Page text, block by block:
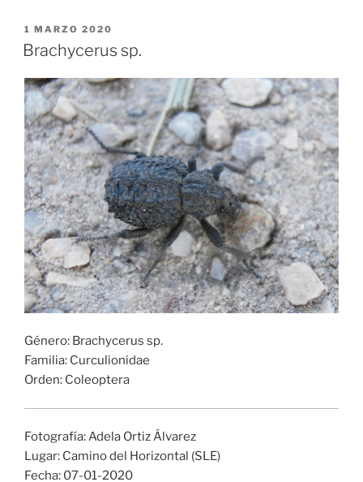
PUBLICADO
EL
1 MARZO 2020
Brachycerus sp.
Género: Brachycerus sp.
Familia: Curculionidae
Orden: Coleoptera
Fotografía: Adela Ortiz Álvarez
Lugar: Camino del Horizontal (SLE)
Fecha: 07-01-2020